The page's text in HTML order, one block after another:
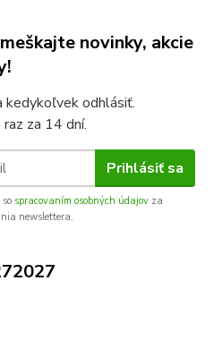
novinky, akcie
kedykoľvek odhlásiť.
za 14 dní.
Prihlásiť sa
spracovaním osobných údajov za
newslettera.